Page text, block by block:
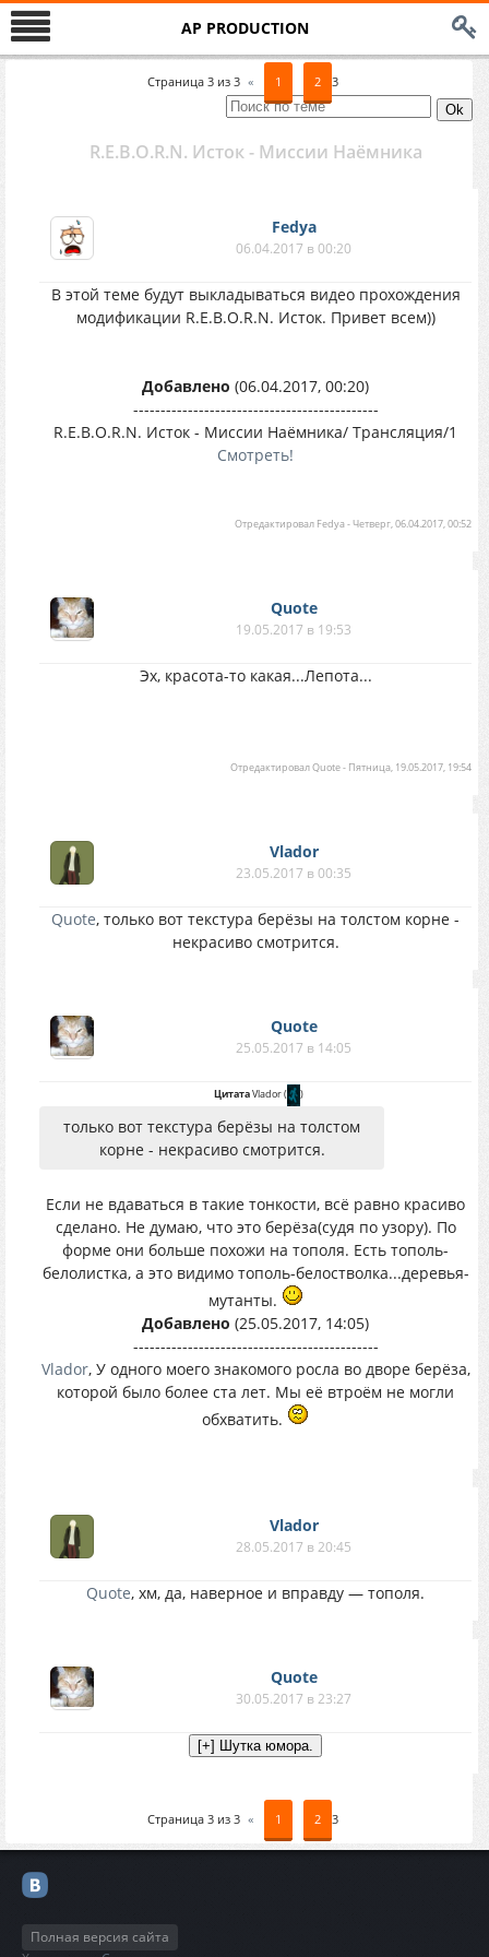
AP PRODUCTION
Страница 3 из 3 « 1 2 3
R.E.B.O.R.N. Исток - Миссии Наёмника
Fedya
06.04.2017 в 00:20
В этой теме будут выкладываться видео прохождения
модификации R.E.B.O.R.N. Исток. Привет всем))
Добавлено (06.04.2017, 00:20)
---------------------------------------------
R.E.B.O.R.N. Исток - Миссии Наёмника/ Трансляция/1
Смотреть!
Отредактировал Fedya-Четверг, 06.04.2017, 00:52
Quote
19.05.2017 в 19:53
Эх, красота-то какая...Лепота...
ОтредактировалQuote- Пятница, 19.05.2017, 19:54
Vlador
23.05.2017 в 00:35
Quote, только вот текстура берёзы на толстом корне -
некрасиво смотрится.
Quote
25.05.2017 в 14:05
ЦитатаVlador( )
только вот текстура берёзы на толстом
корне - некрасиво смотрится.
Если не вдаваться в такие тонкости, всё равно красиво
сделано. Не думаю, что это берёза(судя по узору). По
форме они больше похожи на тополя. Есть тополь-
белолистка, а это видимо тополь-белостволка...деревья-
мутанты.
Добавлено (25.05.2017, 14:05)
---------------------------------------------
Vlador, У одного моего знакомого росла во дворе берёза,
которой было более ста лет. Мы её втроём не могли
обхватить.
Vlador
28.05.2017 в 20:45
Quote, хм, да, наверное и вправду — тополя.
Quote
30.05.2017 в 23:27
Страница 3 из 3 « 1 2 3
Полная версия сайта